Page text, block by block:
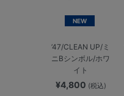
NEW
’47/CLEAN UP/ミ
ニBシンボル/ホワ
イト
¥4,800 (税込)